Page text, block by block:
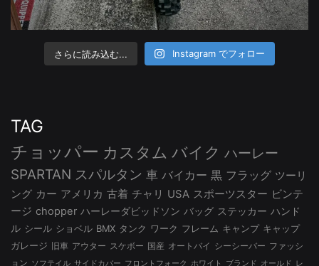
さらに読み込む... Instagram でフォロー
TAG
チョッパー カスタム バイク ハーレー
SPARTAN スパルタン 車 バイカー 黒 フラッグ ツーリ
ング カー アメリカ 古着 チャリ USA スポーツスター ビンテ
ージ chopper ハーレーダビッドソン バッグ ステッカー ハンド
ル シール ショベル BMX タンク ワーク フレーム キャンプ キャップ
ガレージ
旧車 アウター スケボー 国産 オートバイ シーシーバー ファッシ
ョン ソフテイル サイドカバー フロントフォーク ホワイト ブランド オールド レ